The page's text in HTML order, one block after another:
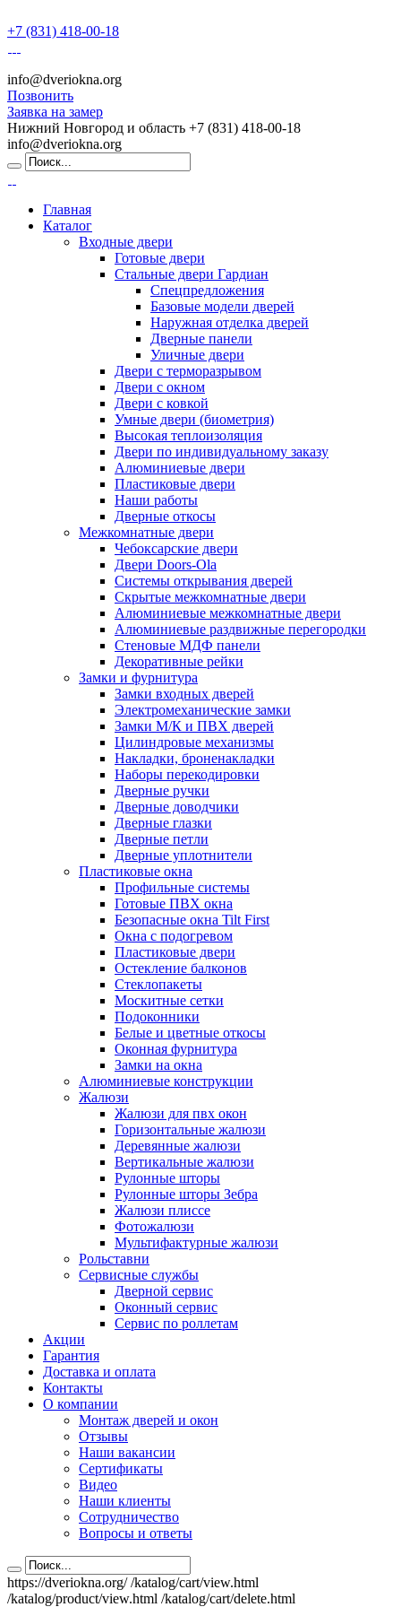
+7 (831) 418-00-18
info@dveriokna.org
Позвонить
Заявка на замер
Нижний Новгород и область +7 (831) 418-00-18
info@dveriokna.org
Главная
Каталог
Входные двери
Готовые двери
Стальные двери Гардиан
Спецпредложения
Базовые модели дверей
Наружная отделка дверей
Дверные панели
Уличные двери
Двери с терморазрывом
Двери с окном
Двери с ковкой
Умные двери (биометрия)
Высокая теплоизоляция
Двери по индивидуальному заказу
Алюминиевые двери
Пластиковые двери
Наши работы
Дверные откосы
Межкомнатные двери
Чебоксарские двери
Двери Doors-Ola
Системы открывания дверей
Скрытые межкомнатные двери
Алюминиевые межкомнатные двери
Алюминиевые раздвижные перегородки
Стеновые МДФ панели
Декоративные рейки
Замки и фурнитура
Замки входных дверей
Электромеханические замки
Замки М/К и ПВХ дверей
Цилиндровые механизмы
Накладки, броненакладки
Наборы перекодировки
Дверные ручки
Дверные доводчики
Дверные глазки
Дверные петли
Дверные уплотнители
Пластиковые окна
Профильные системы
Готовые ПВХ окна
Безопасные окна Tilt First
Окна с подогревом
Пластиковые двери
Остекление балконов
Стеклопакеты
Москитные сетки
Подоконники
Белые и цветные откосы
Оконная фурнитура
Замки на окна
Алюминиевые конструкции
Жалюзи
Жалюзи для пвх окон
Горизонтальные жалюзи
Деревянные жалюзи
Вертикальные жалюзи
Рулонные шторы
Рулонные шторы Зебра
Жалюзи плиссе
Фотожалюзи
Мультифактурные жалюзи
Рольставни
Сервисные службы
Дверной сервис
Оконный сервис
Сервис по роллетам
Акции
Гарантия
Доставка и оплата
Контакты
О компании
Монтаж дверей и окон
Отзывы
Наши вакансии
Сертификаты
Видео
Наши клиенты
Сотрудничество
Вопросы и ответы
https://dveriokna.org/ /katalog/cart/view.html
/katalog/product/view.html /katalog/cart/delete.html